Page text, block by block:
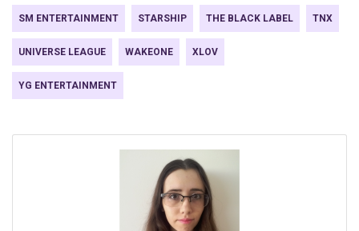
SM ENTERTAINMENT STARSHIP THE BLACK LABEL TNX
UNIVERSE LEAGUE WAKEONE XLOV
YG ENTERTAINMENT